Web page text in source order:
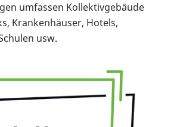
umfassen Kollektivgebäude
Krankenhäuser, Hotels,
usw.